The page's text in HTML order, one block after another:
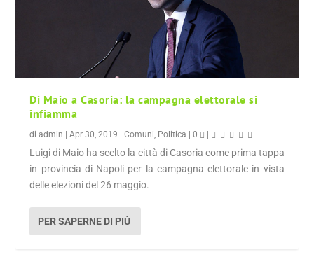
Di Maio a Casoria: la campagna elettorale si
infiamma
diadmin |Apr 30, 2019 |Comuni, Politica |0
Luigi di Maio ha scelto la città di Casoria come prima tappa
in provincia di Napoli per la campagna elettorale in vista
delle elezioni del 26 maggio.
PER SAPERNE DI PIÙ